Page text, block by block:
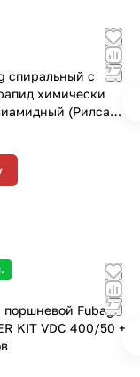
спиральный с
химически
(Рилсан)
поршневой Fubag
KIT VDC 400/50 +